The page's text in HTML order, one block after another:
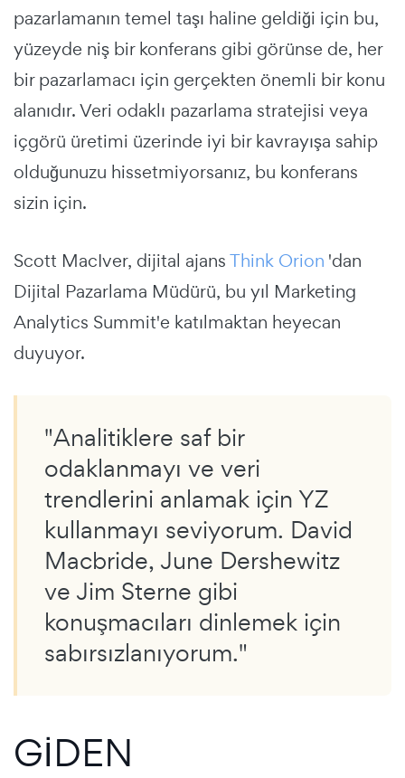
pazarlamanın temel taşı haline geldiği için bu,
yüzeyde niş bir konferans gibi görünse de, her
bir pazarlamacı için gerçekten önemli bir konu
alanıdır. Veri odaklı pazarlama stratejisi veya
içgörü üretimi üzerinde iyi bir kavrayışa sahip
olduğunuzu hissetmiyorsanız, bu konferans
sizin için.
Scott MacIver, dijital ajansThink Orion 'dan
Dijital Pazarlama Müdürü, bu yıl Marketing
Analytics Summit'e katılmaktan heyecan
duyuyor.
"Analitiklere saf bir
odaklanmayı ve veri
trendlerini anlamak için YZ
kullanmayı seviyorum. David
Macbride, June Dershewitz
ve Jim Sterne gibi
konuşmacıları dinlemek için
sabırsızlanıyorum."
GİDEN